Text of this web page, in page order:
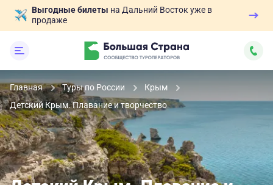
Выгодные билеты на Дальний Восток уже в
продаже
Главная Туры по России
Крым
Детский Крым. Плавание и творчество